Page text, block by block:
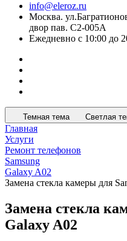
info@eleroz.ru
Москва.
двор пав. C2-005A
Ежедневно с 10:00 до
Темная тема Светлая
Главная
Услуги
Ремонт телефонов
Samsung
Galaxy A02
Замена стекла камеры для
Замена стекла
Galaxy A02